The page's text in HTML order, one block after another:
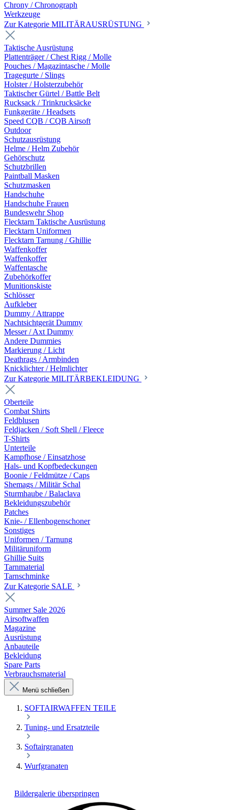
Chrony / Chronograph
Werkzeuge
Zur Kategorie MILITÄRAUSRÜSTUNG
Taktische Ausrüstung
Plattenträger / Chest Rigg / Molle
Pouches / Magazintasche / Molle
Tragegurte / Slings
Holster / Holsterzubehör
Taktischer Gürtel / Battle Belt
Rucksack / Trinkrucksäcke
Funkgeräte / Headsets
Speed CQB / CQB Airsoft
Outdoor
Schutzausrüstung
Helme / Helm Zubehör
Gehörschutz
Schutzbrillen
Paintball Masken
Schutzmasken
Handschuhe
Handschuhe Frauen
Bundeswehr Shop
Flecktarn Taktische Ausrüstung
Flecktarn Uniformen
Flecktarn Tarnung / Ghillie
Waffenkoffer
Waffenkoffer
Waffentasche
Zubehörkoffer
Munitionskiste
Schlösser
Aufkleber
Dummy / Attrappe
Nachtsichtgerät Dummy
Messer / Axt Dummy
Andere Dummies
Markierung / Licht
Deathrags / Armbinden
Knicklichter / Helmlichter
Zur Kategorie MILITÄRBEKLEIDUNG
Oberteile
Combat Shirts
Feldblusen
Feldjacken / Soft Shell / Fleece
T-Shirts
Unterteile
Kampfhose / Einsatzhose
Hals- und Kopfbedeckungen
Boonie / Feldmütze / Caps
Shemags / Militär Schal
Sturmhaube / Balaclava
Bekleidungszubehör
Patches
Knie- / Ellenbogenschoner
Sonstiges
Uniformen / Tarnung
Militäruniform
Ghillie Suits
Tarnmaterial
Tarnschminke
Zur Kategorie SALE
Summer Sale 2026
Airsoftwaffen
Magazine
Ausrüstung
Anbauteile
Bekleidung
Spare Parts
Verbrauchsmaterial
Menü schließen
SOFTAIRWAFFEN TEILE
Tuning- und Ersatzteile
Softairgranaten
Wurfgranaten
Bildergalerie überspringen